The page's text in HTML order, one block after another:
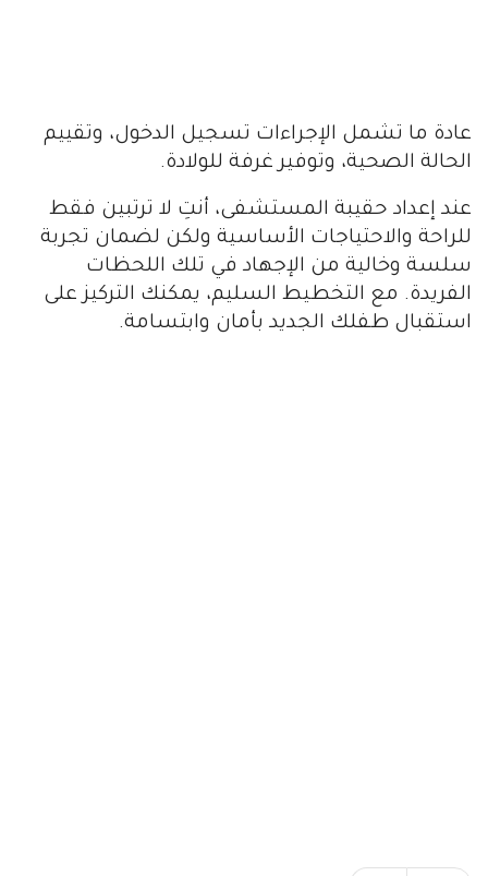
عادة ما تشمل الإجراءات تسجيل الدخول، وتقييم
الحالة الصحية، وتوفير غرفة للولادة.
عند إعداد حقيبة المستشفى، أنتِ لا ترتبين فقط
للراحة والاحتياجات الأساسية ولكن لضمان تجربة
سلسة وخالية من الإجهاد في تلك اللحظات
الفريدة. مع التخطيط السليم، يمكنك التركيز على
استقبال طفلك الجديد بأمان وابتسامة.